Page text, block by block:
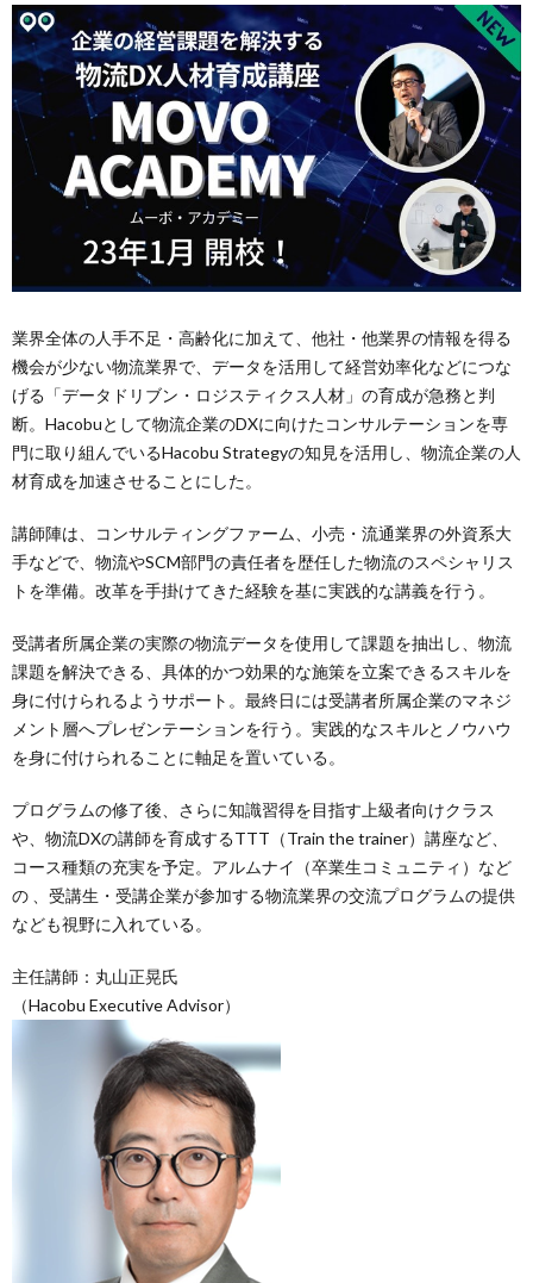
業界全体の人手不足・高齢化に加えて、他社・他業界の情報を得る
機会が少ない物流業界で、データを活用して経営効率化などにつな
げる「データドリブン・ロジスティクス人材」の育成が急務と判
断。Hacobuとして物流企業のDXに向けたコンサルテーションを専
門に取り組んでいるHacobu Strategyの知見を活用し、物流企業の人
材育成を加速させることにした。
講師陣は、コンサルティングファーム、小売・流通業界の外資系大
手などで、物流やSCM部門の責任者を歴任した物流のスペシャリス
トを準備。改革を手掛けてきた経験を基に実践的な講義を行う。
受講者所属企業の実際の物流データを使用して課題を抽出し、物流
課題を解決できる、具体的かつ効果的な施策を立案できるスキルを
身に付けられるようサポート。最終日には受講者所属企業のマネジ
メント層へプレゼンテーションを行う。実践的なスキルとノウハウ
を身に付けられることに軸足を置いている。
プログラムの修了後、さらに知識習得を目指す上級者向けクラス
や、物流DXの講師を育成するTTT（Train the trainer）講座など、
コース種類の充実を予定。アルムナイ（卒業生コミュニティ）など
の 、受講生・受講企業が参加する物流業界の交流プログラムの提供
なども視野に入れている。
主任講師：丸山正晃氏
（Hacobu Executive Advisor）